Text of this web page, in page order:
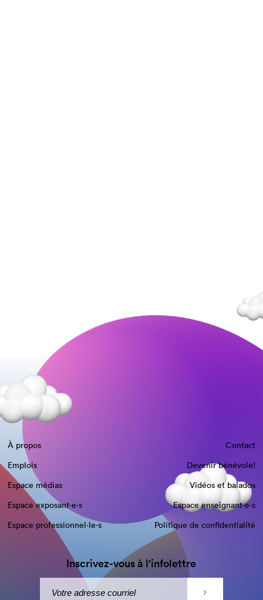
À propos
Contact
Emplois
Devenir bénévole!
Espace médias
Vidéos et balados
Espace exposant·e⋅s
Espace enseignant·e⋅s
Espace professionnel·le⋅s
Politique de confidentialité
Inscrivez-vous à l'infolettre